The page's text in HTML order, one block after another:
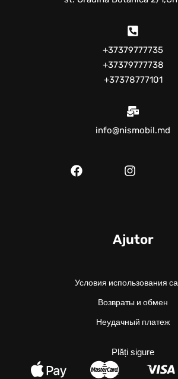
+37379777735
+37379777738
+37378777101
info@nismobil.md
Ajutor
Условия использования
Возвраты и обмен
Неудачный платеж
Plăți sigure